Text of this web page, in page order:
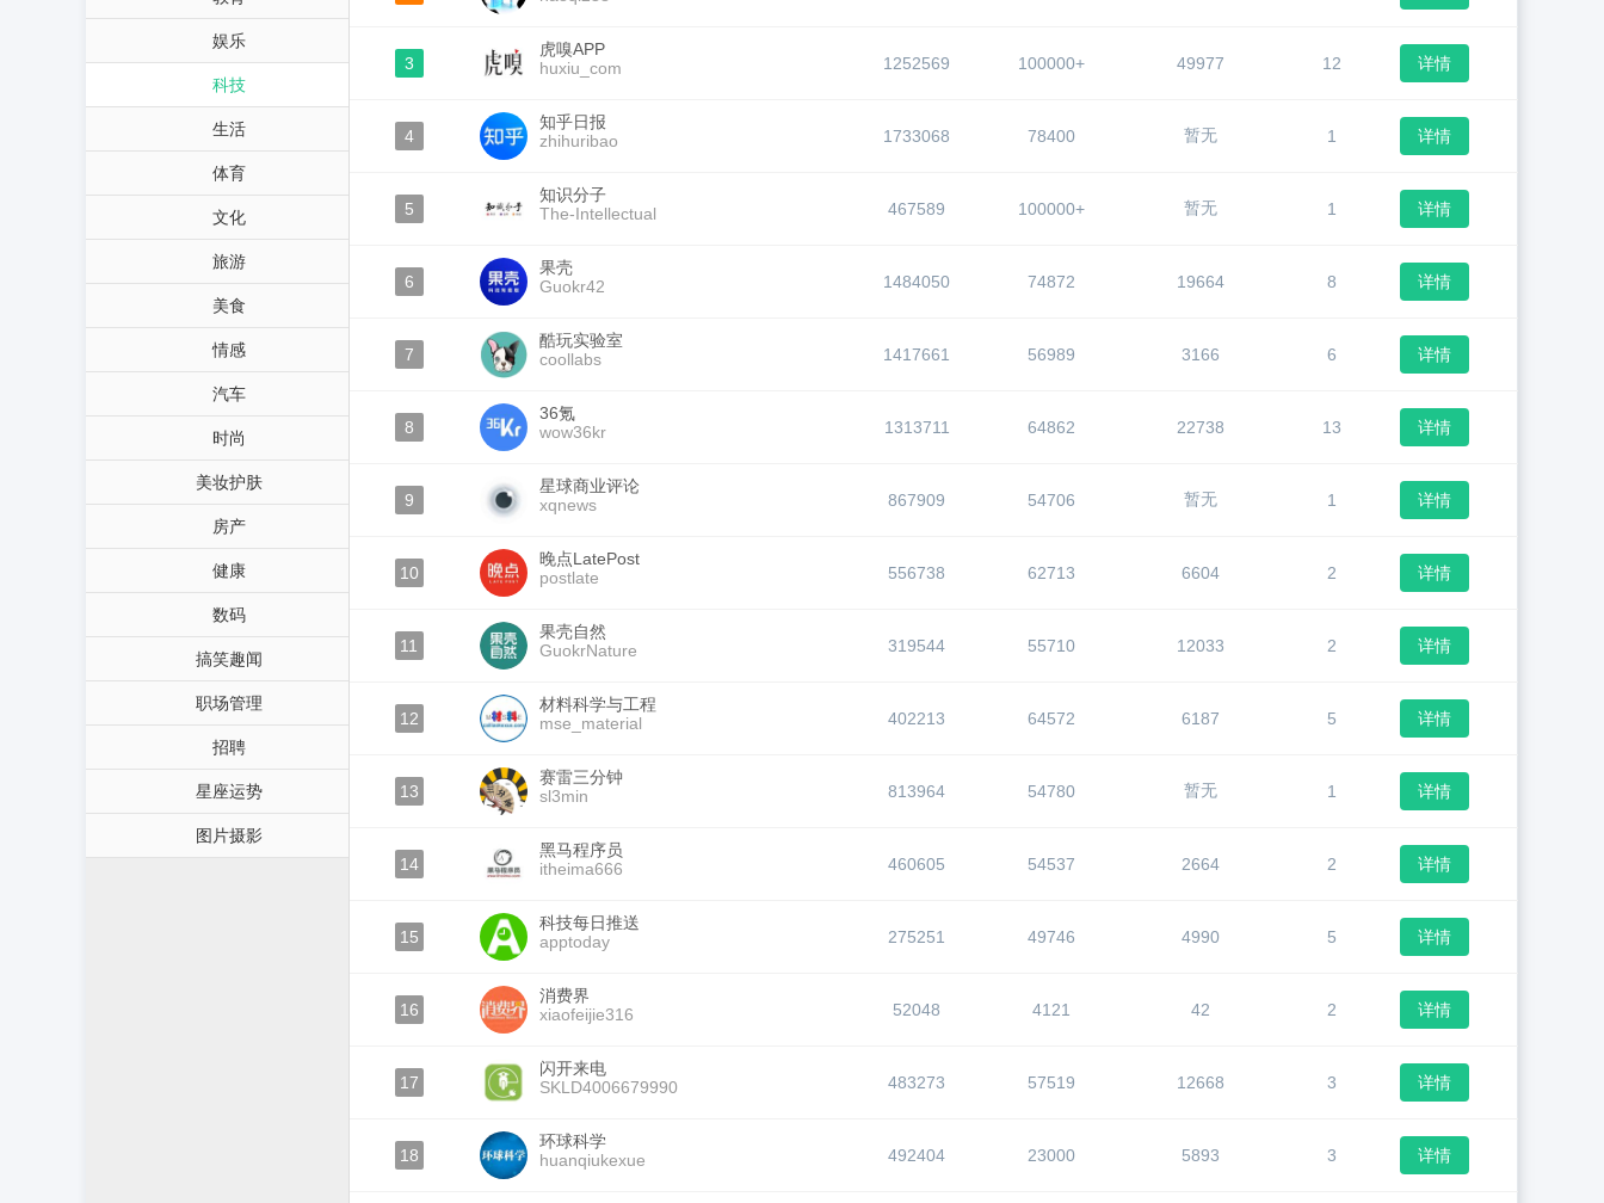
娱乐
科技
生活
体育
文化
旅游
美食
情感
汽车
时尚
美妆护肤
房产
健康
数码
搞笑趣闻
职场管理
招聘
星座运势
图片摄影
3
虎嗅APP
huxiu_com
1252569 100000+ 49977 12 详情
4
知乎日报
zhihuribao
1733068 78400 暂无 1 详情
5
知识分子
The-Intellectual
467589 100000+ 暂无 1 详情
6
果壳
Guokr42
1484050 74872 19664 8 详情
7
酷玩实验室
coollabs
1417661 56989 3166 6 详情
8
36氪
wow36kr
1313711 64862 22738 13 详情
9
星球商业评论
xqnews
867909 54706 暂无 1 详情
10
晚点LatePost
postlate
556738 62713 6604 2 详情
11
果壳自然
GuokrNature
319544 55710 12033 2 详情
12
材料科学与工程
mse_material
402213 64572 6187 5 详情
13
赛雷三分钟
sl3min
813964 54780 暂无 1 详情
14
黑马程序员
itheima666
460605 54537 2664 2 详情
15
科技每日推送
apptoday
275251 49746 4990 5 详情
16
消费界
xiaofeijie316
52048 4121 42 2 详情
17
闪开来电
SKLD4006679990
483273 57519 12668 3 详情
18
环球科学
huanqiukexue
492404 23000 5893 3 详情